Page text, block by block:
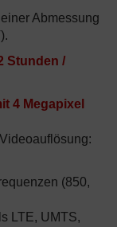
Abmessung
Stunden /
4 Megapixel
(850,
LTE, UMTS,